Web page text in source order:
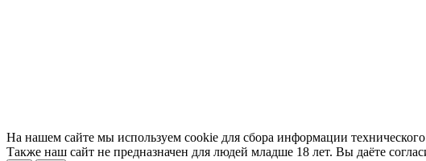
На нашем сайте мы используем cookie для сбора информации
Также наш сайт не предназначен для людей младше 18 лет. Вы даёте